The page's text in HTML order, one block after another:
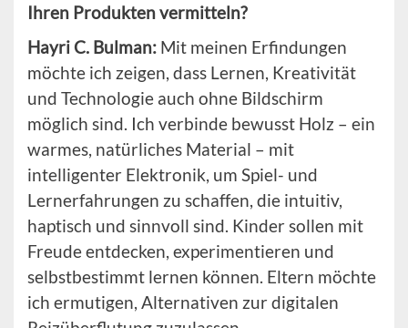
Ihren Produkten vermitteln?
Hayri C. Bulman: Mit meinen Erfindungen
möchte ich zeigen, dass Lernen, Kreativität
und Technologie auch ohne Bildschirm
möglich sind. Ich verbinde bewusst Holz – ein
warmes, natürliches Material – mit
intelligenter Elektronik, um Spiel- und
Lernerfahrungen zu schaffen, die intuitiv,
haptisch und sinnvoll sind. Kinder sollen mit
Freude entdecken, experimentieren und
selbstbestimmt lernen können. Eltern möchte
ich ermutigen, Alternativen zur digitalen